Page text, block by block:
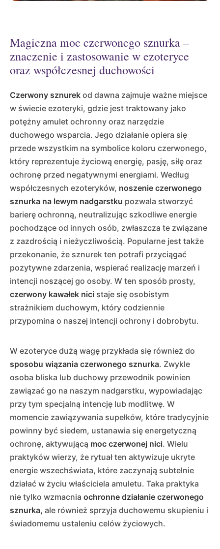
Magiczna moc czerwonego sznurka –
znaczenie i zastosowanie w ezoteryce
oraz współczesnej duchowości
Czerwony sznurek od dawna zajmuje ważne miejsce
w świecie ezoteryki, gdzie jest traktowany jako
potężny amulet ochronny oraz narzędzie
duchowego wsparcia. Jego działanie opiera się
przede wszystkim na symbolice koloru czerwonego,
który reprezentuje życiową energię, pasję, siłę oraz
ochronę przed negatywnymi energiami. Według
współczesnych ezoteryków, noszenie czerwonego
sznurka na lewym nadgarstku pozwala stworzyć
barierę ochronną, neutralizując szkodliwe energie
pochodzące od innych osób, zwłaszcza te związane
z zazdrością i nieżyczliwością. Popularne jest także
przekonanie, że sznurek ten potrafi przyciągać
pozytywne zdarzenia, wspierać realizację marzeń i
intencji noszącej go osoby. W ten sposób prosty,
czerwony kawałek nici staje się osobistym
strażnikiem duchowym, który codziennie
przypomina o naszej intencji ochrony i dobrobytu.
W ezoteryce dużą wagę przykłada się również do
sposobu wiązania czerwonego sznurka. Zwykle
osoba bliska lub duchowy przewodnik powinien
zawiązać go na naszym nadgarstku, wypowiadając
przy tym specjalną intencję lub modlitwę. W
momencie zawiązywania supełków, które tradycyjnie
powinny być siedem, ustanawia się energetyczną
ochronę, aktywującą moc czerwonej nici. Wielu
praktyków wierzy, że rytuał ten aktywizuje ukryte
energie wszechświata, które zaczynają subtelnie
działać w życiu właściciela amuletu. Taka praktyka
nie tylko wzmacnia ochronne działanie czerwonego
sznurka, ale również sprzyja duchowemu skupieniu i
świadomemu ustaleniu celów życiowych.